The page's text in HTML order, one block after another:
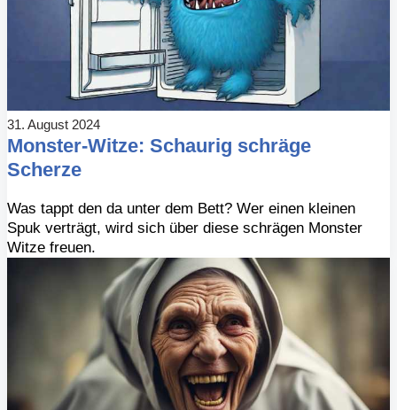
31. August 2024
Monster-Witze: Schaurig schräge
Scherze
Was tappt den da unter dem Bett? Wer einen kleinen
Spuk verträgt, wird sich über diese schrägen Monster
Witze freuen.